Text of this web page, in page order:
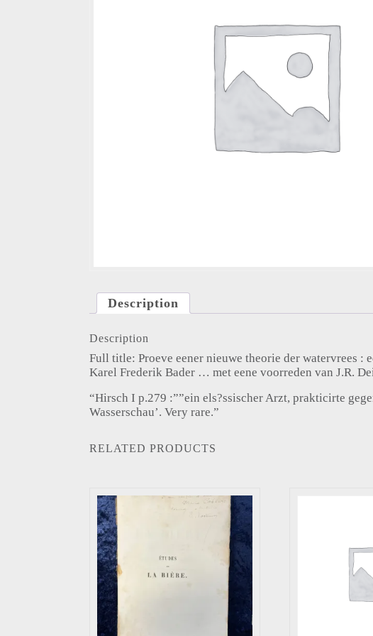
Description
Description
Full title: Proeve eener nieuwe theorie der watervrees :
Karel Frederik Bader … met eene voorreden van J.R.
“Hirsch I p.279 :””ein els?ssischer Arzt, prakticirte
Wasserschau’. Very rare.”
RELATED PRODUCTS